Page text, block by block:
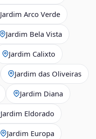
Jardim Arco Verde
Jardim Bela Vista
Jardim Calixto
Jardim das Oliveiras
Jardim Diana
Jardim Eldorado
Jardim Europa